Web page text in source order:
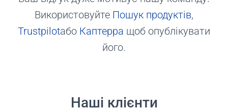
Використовуйте Пошук продуктів,
Trustpilotабо Каптерра щоб опублікувати
його.
Наші клієнти